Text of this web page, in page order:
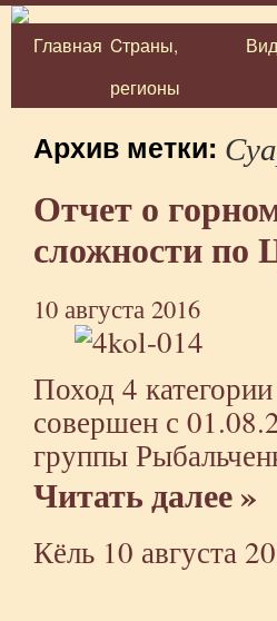
Перейти
Главная Cтраны,
регионы
Архив метки:
Отчет о
сложности по
10 августа 2016
Поход 4
совершен с
группы
Читать далее »
Кёль 10 августа